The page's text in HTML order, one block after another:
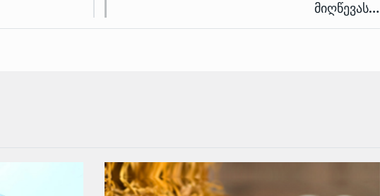
მიღწევას…